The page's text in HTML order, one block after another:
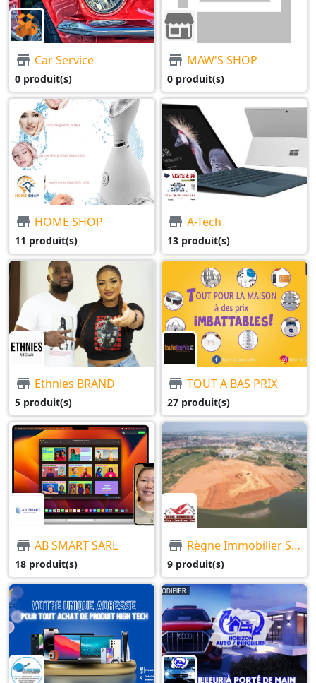
Car Service
0 produit(s)
MAW'S SHOP
0 produit(s)
HOME SHOP
11 produit(s)
A-Tech
13 produit(s)
Ethnies BRAND
5 produit(s)
TOUT A BAS PRIX
27 produit(s)
AB SMART SARL
18 produit(s)
Règne Immobilier Sarl
9 produit(s)